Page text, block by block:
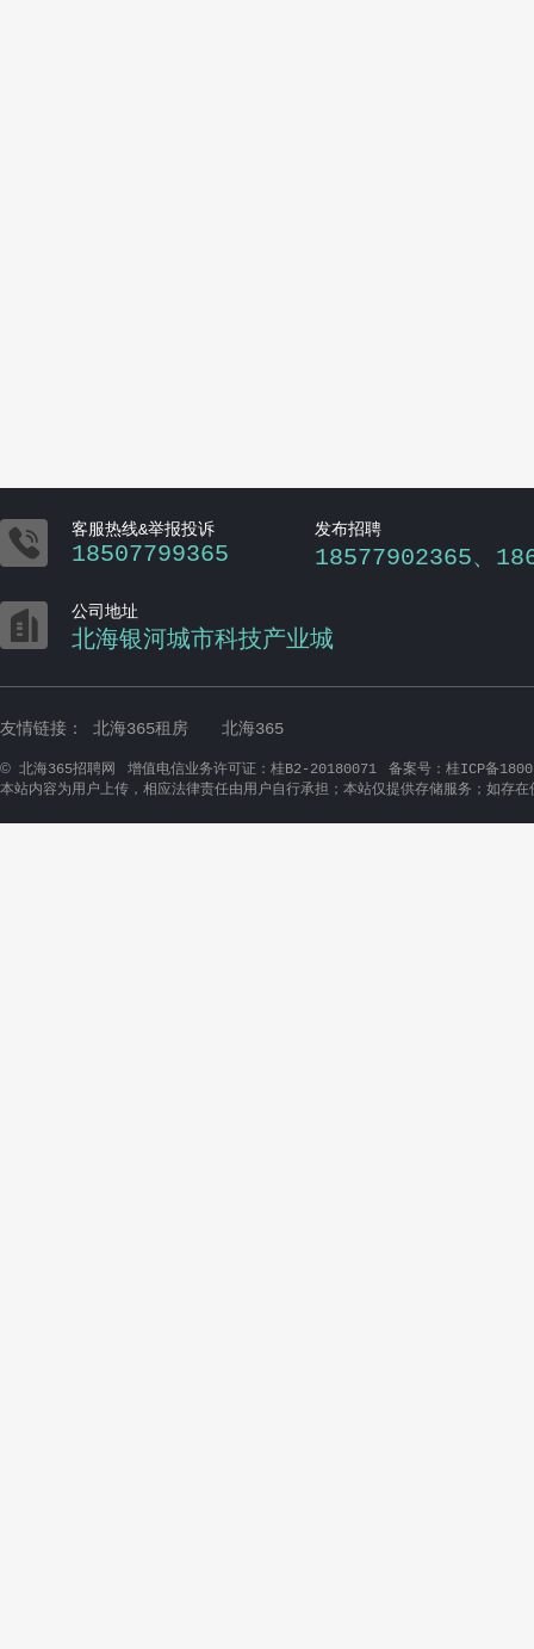
 客服热线&举报投诉
18507799365
发布招聘
18577902365、
 公司地址
北海银河城市科技产业城
友情链接： 北海365租房 北海365
© 北海365招聘网 增值电信业务许可证：桂B2-20180071
备案号：桂ICP备
本站内容为用户上传，相应法律责任由用户自行承担；本站仅提供存储服务；如存